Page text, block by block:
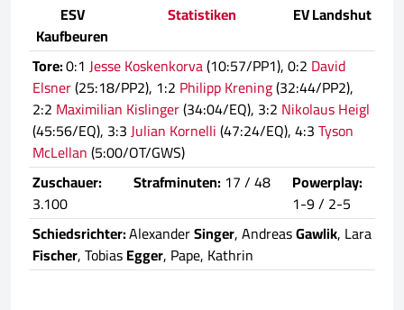
ESV
Kaufbeuren
Statistiken
EV Landshut
Tore:0:1 Jesse Koskenkorva(10:57/PP1), 0:2 David
Elsner(25:18/PP2), 1:2 Philipp Krening(32:44/PP2),
2:2 Maximilian Kislinger(34:04/EQ), 3:2 Nikolaus Heigl
(45:56/EQ), 3:3Julian Kornelli(47:24/EQ), 4:3Tyson
McLellan(5:00/OT/GWS)
Zuschauer:
3.100
Strafminuten: 17 / 48
Powerplay:
1-9 / 2-5
Schiedsrichter:AlexanderSinger, AndreasGawlik, Lara
Fischer, TobiasEgger, Pape, Kathrin